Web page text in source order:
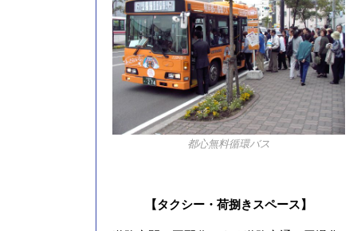
都心無料循環バス
【タクシー・荷捌きスペース】